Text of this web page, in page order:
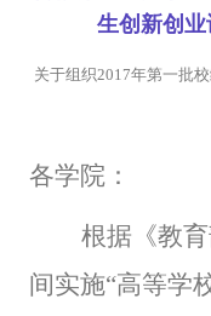
生创新创
关于组织2017年第一批
各学院：
根据《教
间实施“高等学